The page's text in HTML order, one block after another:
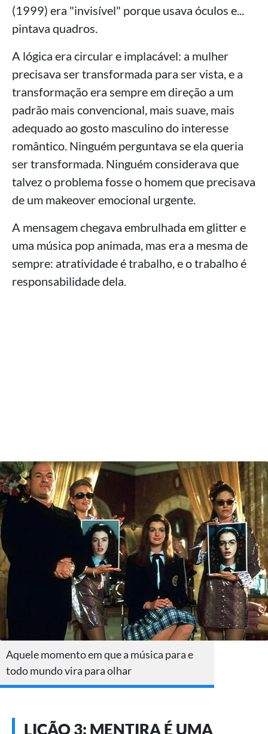
(1999) era "invisível" porque usava óculos e...
pintava quadros.
A lógica era circular e implacável: a mulher
precisava ser transformada para ser vista, e a
transformação era sempre em direção a um
padrão mais convencional, mais suave, mais
adequado ao gosto masculino do interesse
romântico. Ninguém perguntava se ela queria
ser transformada. Ninguém considerava que
talvez o problema fosse o homem que precisava
de um makeover emocional urgente.
A mensagem chegava embrulhada em glitter e
uma música pop animada, mas era a mesma de
sempre: atratividade é trabalho, e o trabalho é
responsabilidade dela.
Aquele momento em que a música para e
todo mundo vira para olhar
LIÇÃO 3: MENTIRA É UMA